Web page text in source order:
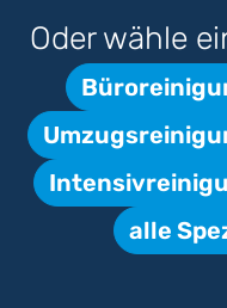
Oder wähle
alle